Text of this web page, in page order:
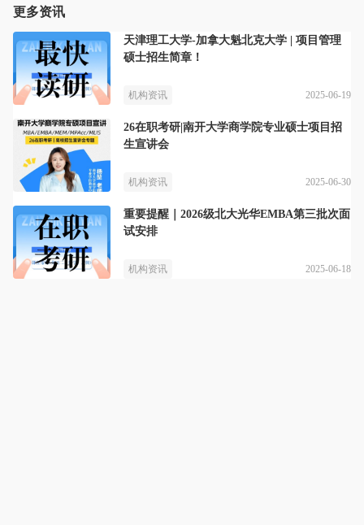
更多资讯
天津理工大学-加拿大魁北克大学 | 项目管理
硕士招生简章！
机构资讯 2025-06-19
26在职考研|南开大学商学院专业硕士项目招
生宣讲会
机构资讯 2025-06-30
重要提醒｜2026级北大光华EMBA第三批次面
试安排
机构资讯 2025-06-18